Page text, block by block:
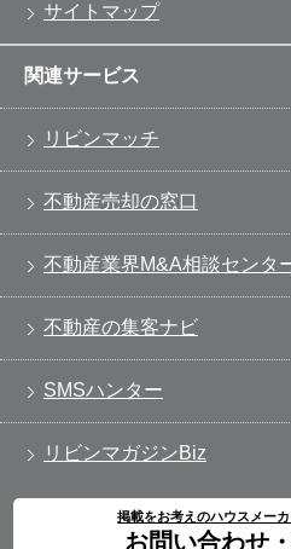
サイトマップ
関連サービス
リビンマッチ
不動産売却の窓口
不動産業界M&A相談センタ
不動産の集客ナビ
SMSハンター
リビンマガジンBiz
掲載をお考えのハウスメー
お問い合わせ